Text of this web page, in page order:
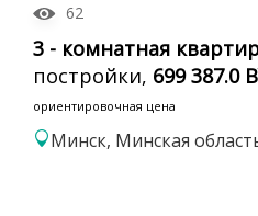
62
3 - комнатная
постройки, 699 387.0
ориентировочная цена
Минск, Минская